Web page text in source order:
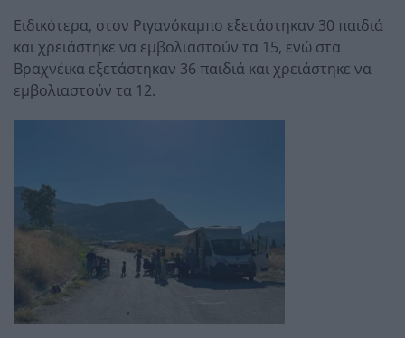
Ειδικότερα, στον Ριγανόκαμπο εξετάστηκαν 30 παιδιά
και χρειάστηκε να εμβολιαστούν τα 15, ενώ στα
Βραχνέικα εξετάστηκαν 36 παιδιά και χρειάστηκε να
εμβολιαστούν τα 12.